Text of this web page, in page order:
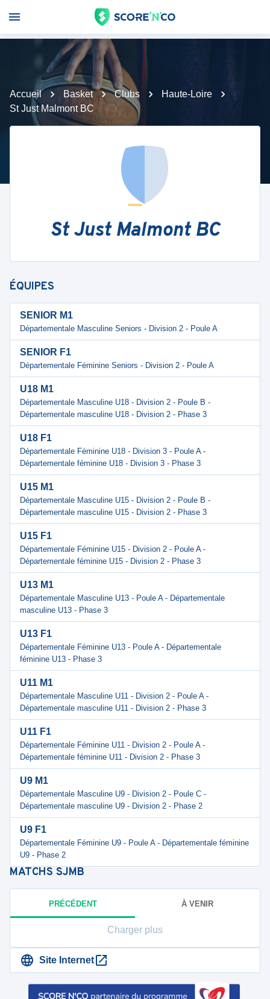
Accueil Basket Clubs
Haute-Loire
St Just Malmont BC
St Just Malmont BC
ÉQUIPES
SENIOR M1
Départementale Masculine Seniors - Division 2 - Poule A
SENIOR F1
Départementale Féminine Seniors - Division 2 - Poule A
U18 M1
Départementale Masculine U18 - Division 2 - Poule B -
Départementale masculine U18 - Division 2 - Phase 3
U18 F1
Départementale Féminine U18 - Division 3 - Poule A -
Départementale féminine U18 - Division 3 - Phase 3
U15 M1
Départementale Masculine U15 - Division 2 - Poule B -
Départementale masculine U15 - Division 2 - Phase 3
U15 F1
Départementale Féminine U15 - Division 2 - Poule A -
Départementale féminine U15 - Division 2 - Phase 3
U13 M1
Départementale Masculine U13 - Poule A - Départementale
masculine U13 - Phase 3
U13 F1
Départementale Féminine U13 - Poule A - Départementale
féminine U13 - Phase 3
U11 M1
Départementale Masculine U11 - Division 2 - Poule A -
Départementale masculine U11 - Division 2 - Phase 3
U11 F1
Départementale Féminine U11 - Division 2 - Poule A -
Départementale féminine U11 - Division 2 - Phase 3
U9 M1
Départementale Masculine U9 - Division 2 - Poule C -
Départementale masculine U9 - Division 2 - Phase 2
U9 F1
Départementale Féminine U9 - Poule A - Départementale féminine
U9 - Phase 2
MATCHS SJMB
PRÉCÉDENT À VENIR
Charger plus
Site Internet